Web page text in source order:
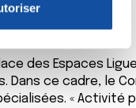
que
des Espaces
ce cadre, le
« Activité